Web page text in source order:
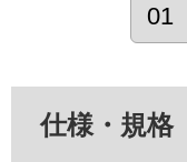
仕様・規格